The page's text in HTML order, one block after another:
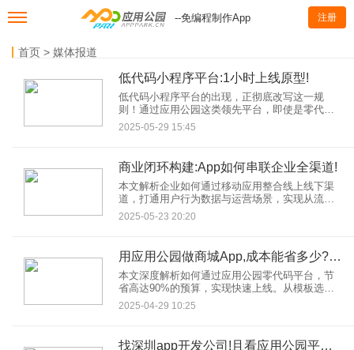
--免编程制作App 注册
首页 > 媒体报道
低代码小程序平台:1小时上线原型!
低代码小程序平台的出现，正彻底改写这一规
则！通过应用公园这类领先平台，即使是零代码
基础的业务人员，也能1小时快速搭建可运行的小
2025-05-29 15:45
商业闭环构建:App如何串联企业全渠道!
本文解析企业如何通过移动应用整合线上线下渠
道，打通用户行为数据与运营场景，实现从流量
获取到价值转化的完整商业闭环，并提供可落地
2025-05-23 20:20
用应用公园做商城App,成本能省多少?零代码开发秘籍!
本文深度解析如何通过应用公园零代码平台，节
省高达90%的预算，实现快速上线。从模板选择
到功能定制，揭秘低门槛、高效率的移动应用开
2025-04-29 10:25
找深圳app开发公司!且看应用公园平台如何加速开发?